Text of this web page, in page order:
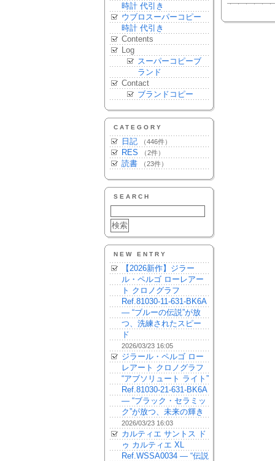
時計 代引き
ウブロスーパーコピー
時計 代引き
Contents
Log
スーパーコピーブ
ランド
Contact
ブランドコピー
CATEGORY
日記 （446件）
RES （2件）
読書 （23件）
SEARCH
NEW ENTRY
【2026新作】ジラー
ル・ペルゴ ローレアー
ト クロノグラフ
Ref.81030-11-631-BK6A
— “ブルーの伝説”が放
つ、洗練されたスピー
ド
2026/03/23 16:05
ジラール・ペルゴ ロー
レアート クロノグラフ
“アブソリュート ライト”
Ref.81030-21-631-BK6A
— “ブラック・セラミッ
ク”が放つ、未来の輝き
2026/03/23 16:03
カルティエ サントス ド
ゥ カルティエ XL
Ref.WSSA0034 — “伝説